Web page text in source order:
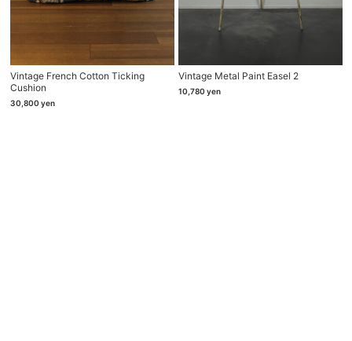
Vintage French Cotton Ticking
Cushion
30,800 yen
Vintage Metal Paint Easel 2
10,780 yen